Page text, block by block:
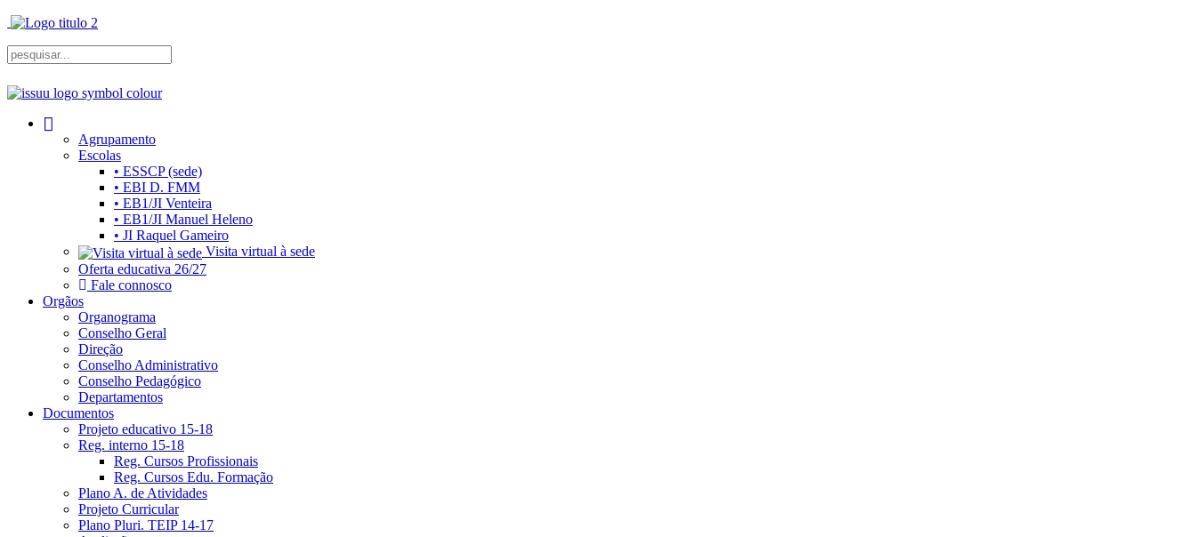
Agrupamento
Escolas
• ESSCP (sede)
• EBI D. FMM
• EB1/JI Venteira
• EB1/JI Manuel Heleno
• JI Raquel Gameiro
Visita virtual à sede
Oferta educativa 26/27
Fale connosco
Orgãos
Organograma
Conselho Geral
Direção
Conselho Administrativo
Conselho Pedagógico
Departamentos
Documentos
Projeto educativo 15-18
Reg. interno 15-18
Reg. Cursos Profissionais
Reg. Cursos Edu. Formação
Plano A. de Atividades
Projeto Curricular
Plano Pluri. TEIP 14-17